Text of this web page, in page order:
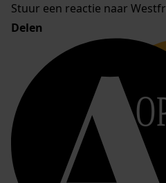
Stuur een reactie naar
Delen